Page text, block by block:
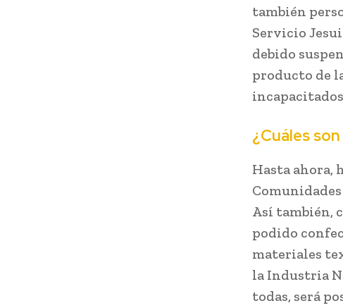
también
Servicio
debido
producto de
¿Cuáles
Hasta ahora,
Así también,
podido
materiales
la Industria
todas, será